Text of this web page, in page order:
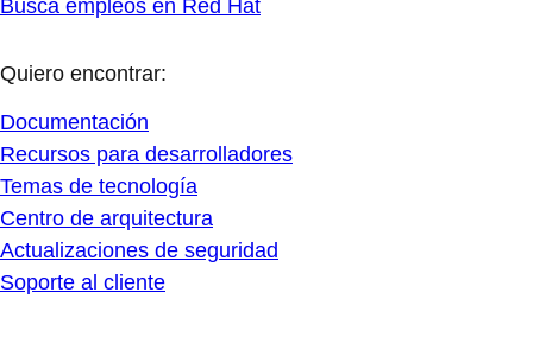
Busca empleos en Red Hat
Quiero encontrar:
Documentación
Recursos para desarrolladores
Temas de tecnología
Centro de arquitectura
Actualizaciones de seguridad
Soporte al cliente